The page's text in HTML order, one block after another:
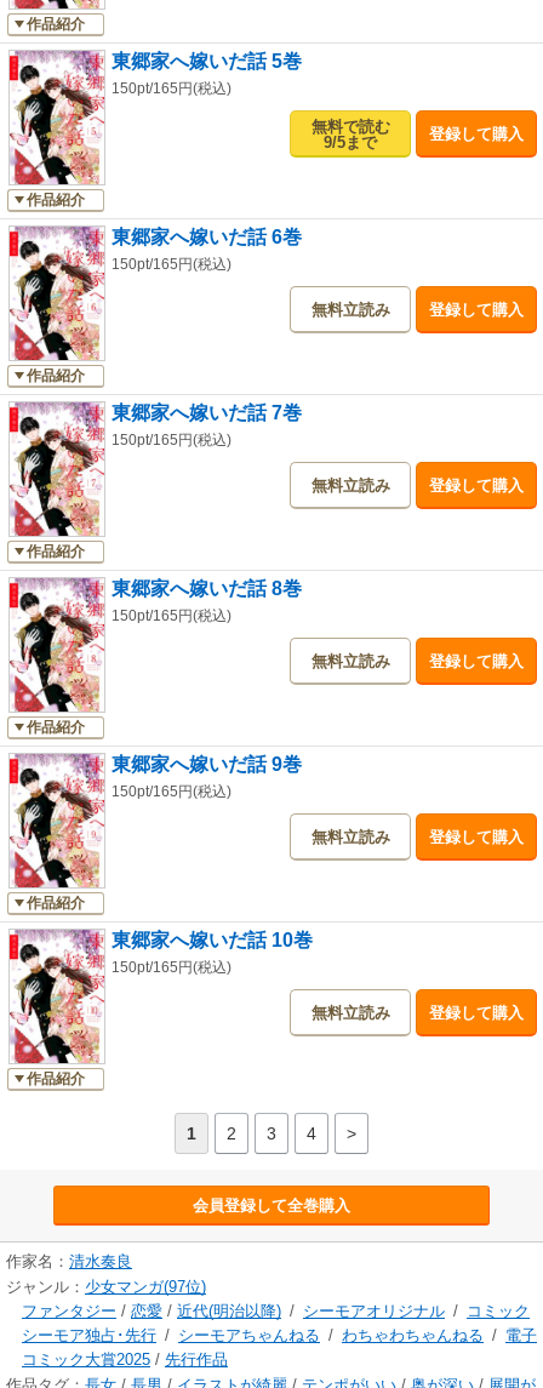
作品紹介
作品紹介
東郷家へ嫁いだ話 5巻
150pt/165円(税込)
無料で読む
9/5まで
登録して購入
作品紹介
東郷家へ嫁いだ話 6巻
150pt/165円(税込)
無料立読み 登録して購入
作品紹介
東郷家へ嫁いだ話 7巻
150pt/165円(税込)
無料立読み 登録して購入
作品紹介
東郷家へ嫁いだ話 8巻
150pt/165円(税込)
無料立読み 登録して購入
作品紹介
東郷家へ嫁いだ話 9巻
150pt/165円(税込)
無料立読み 登録して購入
作品紹介
東郷家へ嫁いだ話 10巻
150pt/165円(税込)
無料立読み 登録して購入
1 2 3 4 >
会員登録して全巻購入
作家名： 清水奏良
ジャンル： 少女マンガ(97位)
ファンタジー / 恋愛 / 近代(明治以降) / シーモアオリジナル / コミック
シーモア独占･先行 / シーモアちゃんねる / わちゃわちゃんねる / 電子
コミック大賞2025 / 先行作品